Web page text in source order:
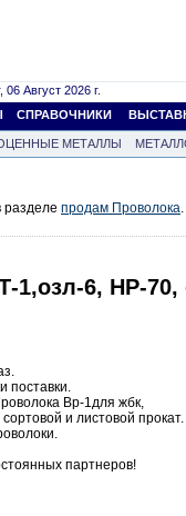
Август 2026 г.
СПРАВОЧНИКИ
МЕТАЛЛЫ
продам Проволока.
6, НР-70,
поставки.
Вр-1для жбк,
и листовой прокат.
партнеров!